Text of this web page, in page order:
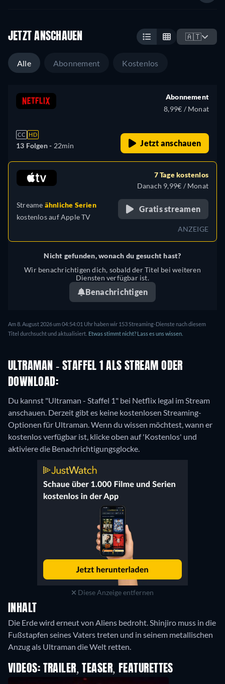
JETZT ANSCHAUEN 🇦🇹
Alle Abonnement Kostenlos
CC HD
13 Folgen - 22min
Abonnement
8,99€ / Monat
Jetzt anschauen
Streame ähnliche Serien
kostenlos aufApple TV
7 Tage kostenlos
Danach 9,99€ / Monat
Gratis streamen
ANZEIGE
Nicht gefunden, wonach du gesucht hast?
Wir benachrichtigen dich, sobald der Titel bei weiteren
Diensten verfügbar ist.
Benachrichtigen
Am 8. August 2026 um 04:54:01 Uhr haben wir 153 Streaming-Dienste nach diesem
Titel durchsucht und aktualisiert. Etwas stimmt nicht? Lass es uns wissen.
ULTRAMAN - STAFFEL 1 ALS STREAM ODER
DOWNLOAD:
Du kannst "Ultraman - Staffel 1" bei Netflix legal im Stream
anschauen. Derzeit gibt es keine kostenlosen Streaming-
Optionen für Ultraman. Wenn du wissen möchtest, wann er
kostenlos verfügbar ist, klicke oben auf 'Kostenlos' und
aktiviere die Benachrichtigungsglocke.
Diese Anzeige entfernen
INHALT
Die Erde wird erneut von Aliens bedroht. Shinjiro muss in die
Fußstapfen seines Vaters treten und in seinem metallischen
Anzug als Ultraman die Welt retten.
VIDEOS: TRAILER, TEASER, FEATURETTES